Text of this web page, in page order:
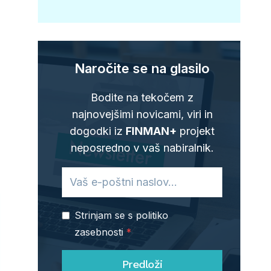
Naročite se na glasilo
Bodite na tekočem z
najnovejšimi novicami, viri in
dogodki iz FINMAN+ projekt
neposredno v vaš nabiralnik.
Strinjam se s politiko
zasebnosti *
Predloži